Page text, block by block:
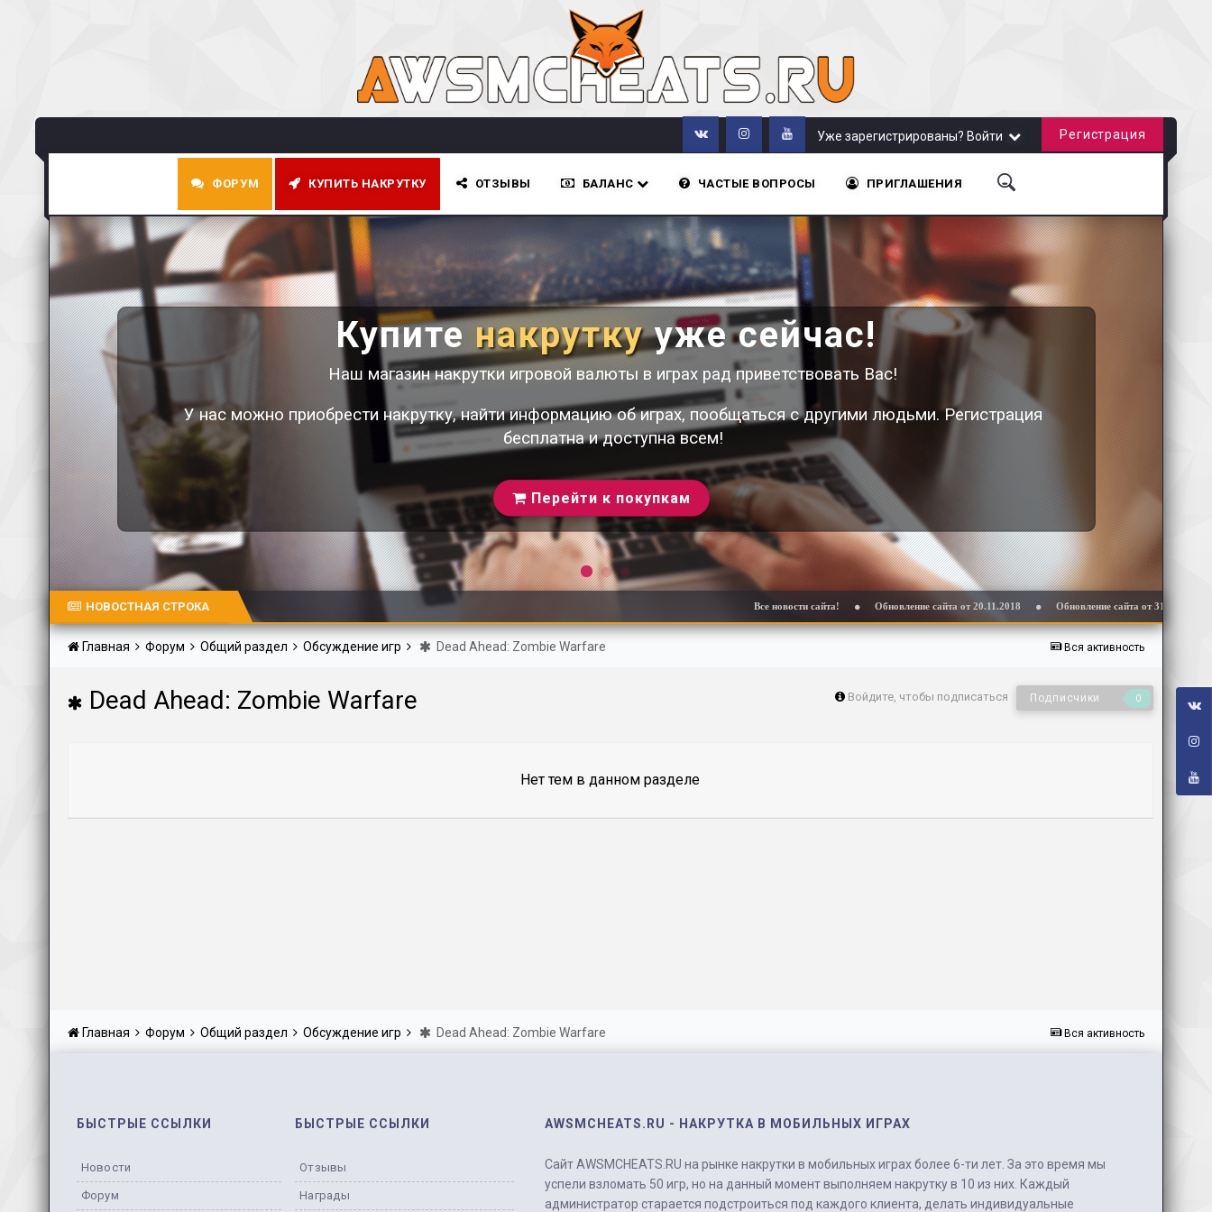
Уже зарегистрированы? Войти Регистрация
ФОРУМ КУПИТЬ НАКРУТКУ ОТЗЫВЫ БАЛАНС ЧАСТЫЕ ВОПРОСЫ ПРИГЛАШЕНИЯ
Купитенакруткууже сейчас!
Наш магазин накрутки игровой валюты в играх рад приветствовать Вас!
У нас можно приобрести накрутку, найти информацию об играх, пообщаться с другими людьми. Регистрация
бесплатна и доступна всем!
Перейти к покупкам
НОВОСТНАЯ СТРОКА Все новости сайта! Обновление сайта от 20.11.2018 Обновление сайта от 31.10.2018
Вся активность
Главная Форум Общий раздел Обсуждение игр Dead Ahead: Zombie Warfare
Dead Ahead: Zombie Warfare Войдите, чтобы подписаться Подписчики 0
Нет тем в данном разделе
Вся активность
Главная Форум Общий раздел Обсуждение игр Dead Ahead: Zombie Warfare
БЫСТРЫЕ ССЫЛКИ
Новости
Форум
БЫСТРЫЕ ССЫЛКИ
Отзывы
Награды
AWSMCHEATS.RU - НАКРУТКА В МОБИЛЬНЫХ ИГРАХ
Сайт AWSMCHEATS.RU на рынке накрутки в мобильных играх более 6-ти лет. За это время мы
успели взломать 50 игр, но на данный момент выполняем накрутку в 10 из них. Каждый
администратор старается подстроиться под каждого клиента, делать индивидуальные